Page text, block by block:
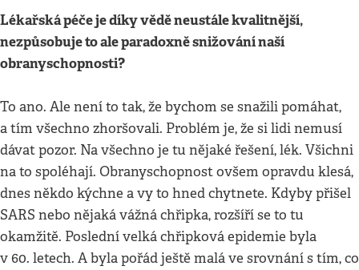
Lékařská péče je díky vědě neustále kvalitnější,
nezpůsobuje to ale paradoxně snižování naší
obranyschopnosti?
To ano. Ale není to tak, že bychom se snažili pomáhat,
a tím všechno zhoršovali. Problém je, že si lidi nemusí
dávat pozor. Na všechno je tu nějaké řešení, lék. Všichni
na to spoléhají. Obranyschopnost ovšem opravdu klesá,
dnes někdo kýchne a vy to hned chytnete. Kdyby přišel
SARS nebo nějaká vážná chřipka, rozšíří se to tu
okamžitě. Poslední velká chřipková epidemie byla
v 60. letech. A byla pořád ještě malá ve srovnání s tím, co